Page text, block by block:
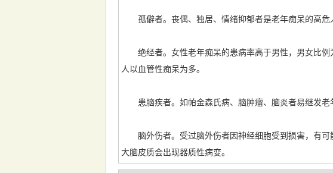
孤僻者。丧偶、独居、情绪抑郁者是老年痴呆的高危
绝经者。女性老年痴呆的患病率高于男性，男女比例
人以血管性痴呆为多。
患脑疾者。如帕金森氏病、脑肿瘤、脑炎者易继发老
脑外伤者。受过脑外伤者因神经细胞受到损害，有可
大脑皮质会出现器质性病变。